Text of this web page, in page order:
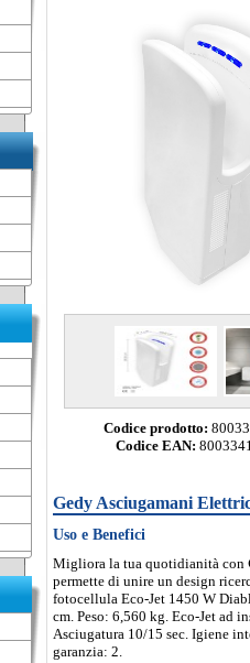
Codice prodotto:
Codice EAN:
Gedy Asciugamani
Uso e Benefici
Migliora la tua quotidianità con
permette di unire un design
fotocellula Eco-Jet 1450 W
cm. Peso: 6,560 kg. Eco-Jet ad
Asciugatura 10/15 sec. Igiene
garanzia: 2.